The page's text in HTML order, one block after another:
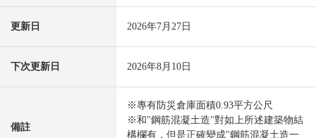
更新日 2026年7月27日
下次更新日 2026年8月10日
備註
※專有防災倉庫面積0.93平方公尺
※和"鋼筋混凝土造"對如上所述建築物結
構欄有，但是正確變成"鋼筋混凝土造一